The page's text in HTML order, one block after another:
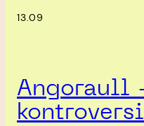
13.09
Angoraull